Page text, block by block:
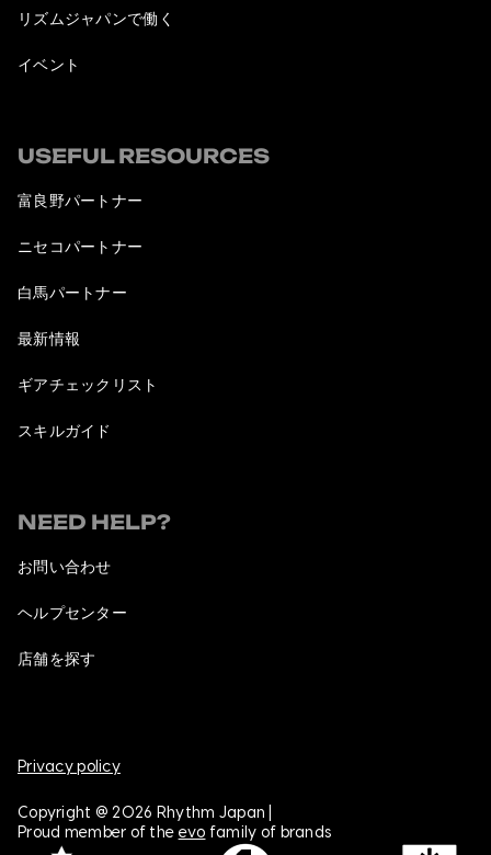
リズムジャパンで働く
イベント
USEFUL RESOURCES
富良野パートナー
ニセコパートナー
白馬パートナー
最新情報
ギアチェックリスト
スキルガイド
NEED HELP?
お問い合わせ
ヘルプセンター
店舗を探す
Privacy policy
Copyright @ 2026 Rhythm Japan |
Proud member of the evo family of brands